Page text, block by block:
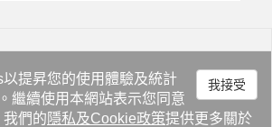
我接受
提昇您的使用體驗及統計
繼續使用本網站表示您同意
們的 隱私及Cookie政策提供更多關於
策 Cookie 政策 網站地圖